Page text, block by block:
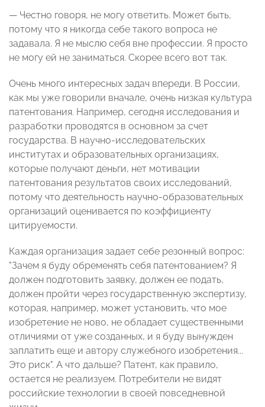
— Честно говоря, не могу ответить. Может быть,
потому что я никогда себе такого вопроса не
задавала. Я не мыслю себя вне профессии. Я просто
не могу ей не заниматься. Скорее всего вот так.
Очень много интересных задач впереди. В России,
как мы уже говорили вначале, очень низкая культура
патентования. Например, сегодня исследования и
разработки проводятся в основном за счет
государства. В научно-исследовательских
институтах и образовательных организациях,
которые получают деньги, нет мотивации
патентования результатов своих исследований,
потому что деятельность научно-образовательных
организаций оценивается по коэффициенту
цитируемости.
Каждая организация задает себе резонный вопрос:
"Зачем я буду обременять себя патентованием? Я
должен подготовить заявку, должен ее подать,
должен пройти через государственную экспертизу,
которая, например, может установить, что мое
изобретение не ново, не обладает существенными
отличиями от уже созданных, и я буду вынужден
заплатить еще и автору служебного изобретения...
Это риск". А что дальше? Патент, как правило,
остается не реализуем. Потребители не видят
российские технологии в своей повседневной